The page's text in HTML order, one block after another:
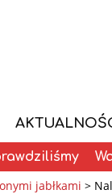
jabłkami >